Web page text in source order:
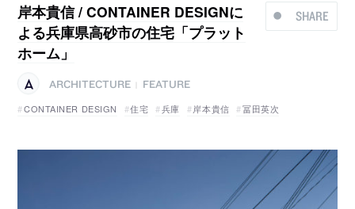
SHARE
岸本貴信 / CONTAINER DESIGNに
よる兵庫県高砂市の住宅「プラット
ホーム」
ARCHITECTURE
FEATURE
CONTAINER DESIGN
住宅 兵庫 岸本貴信 冨田英次